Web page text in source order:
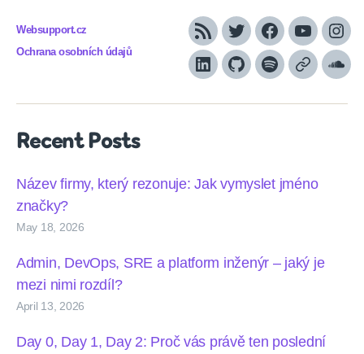
Websupport.cz
Ochrana osobních údajů
RSS TwitterFacebook
YouTube
LinkedInGithubSpotifyApple
Recent Posts
Název firmy, který rezonuje: Jak vymyslet jméno
značky?
May 18, 2026
Admin, DevOps, SRE a platform inženýr – jaký je
mezi nimi rozdíl?
April 13, 2026
Day 0, Day 1, Day 2: Proč vás právě ten poslední